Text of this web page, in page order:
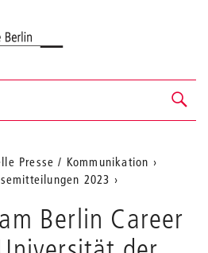
Presse / Kommunikation
2023
Berlin Career